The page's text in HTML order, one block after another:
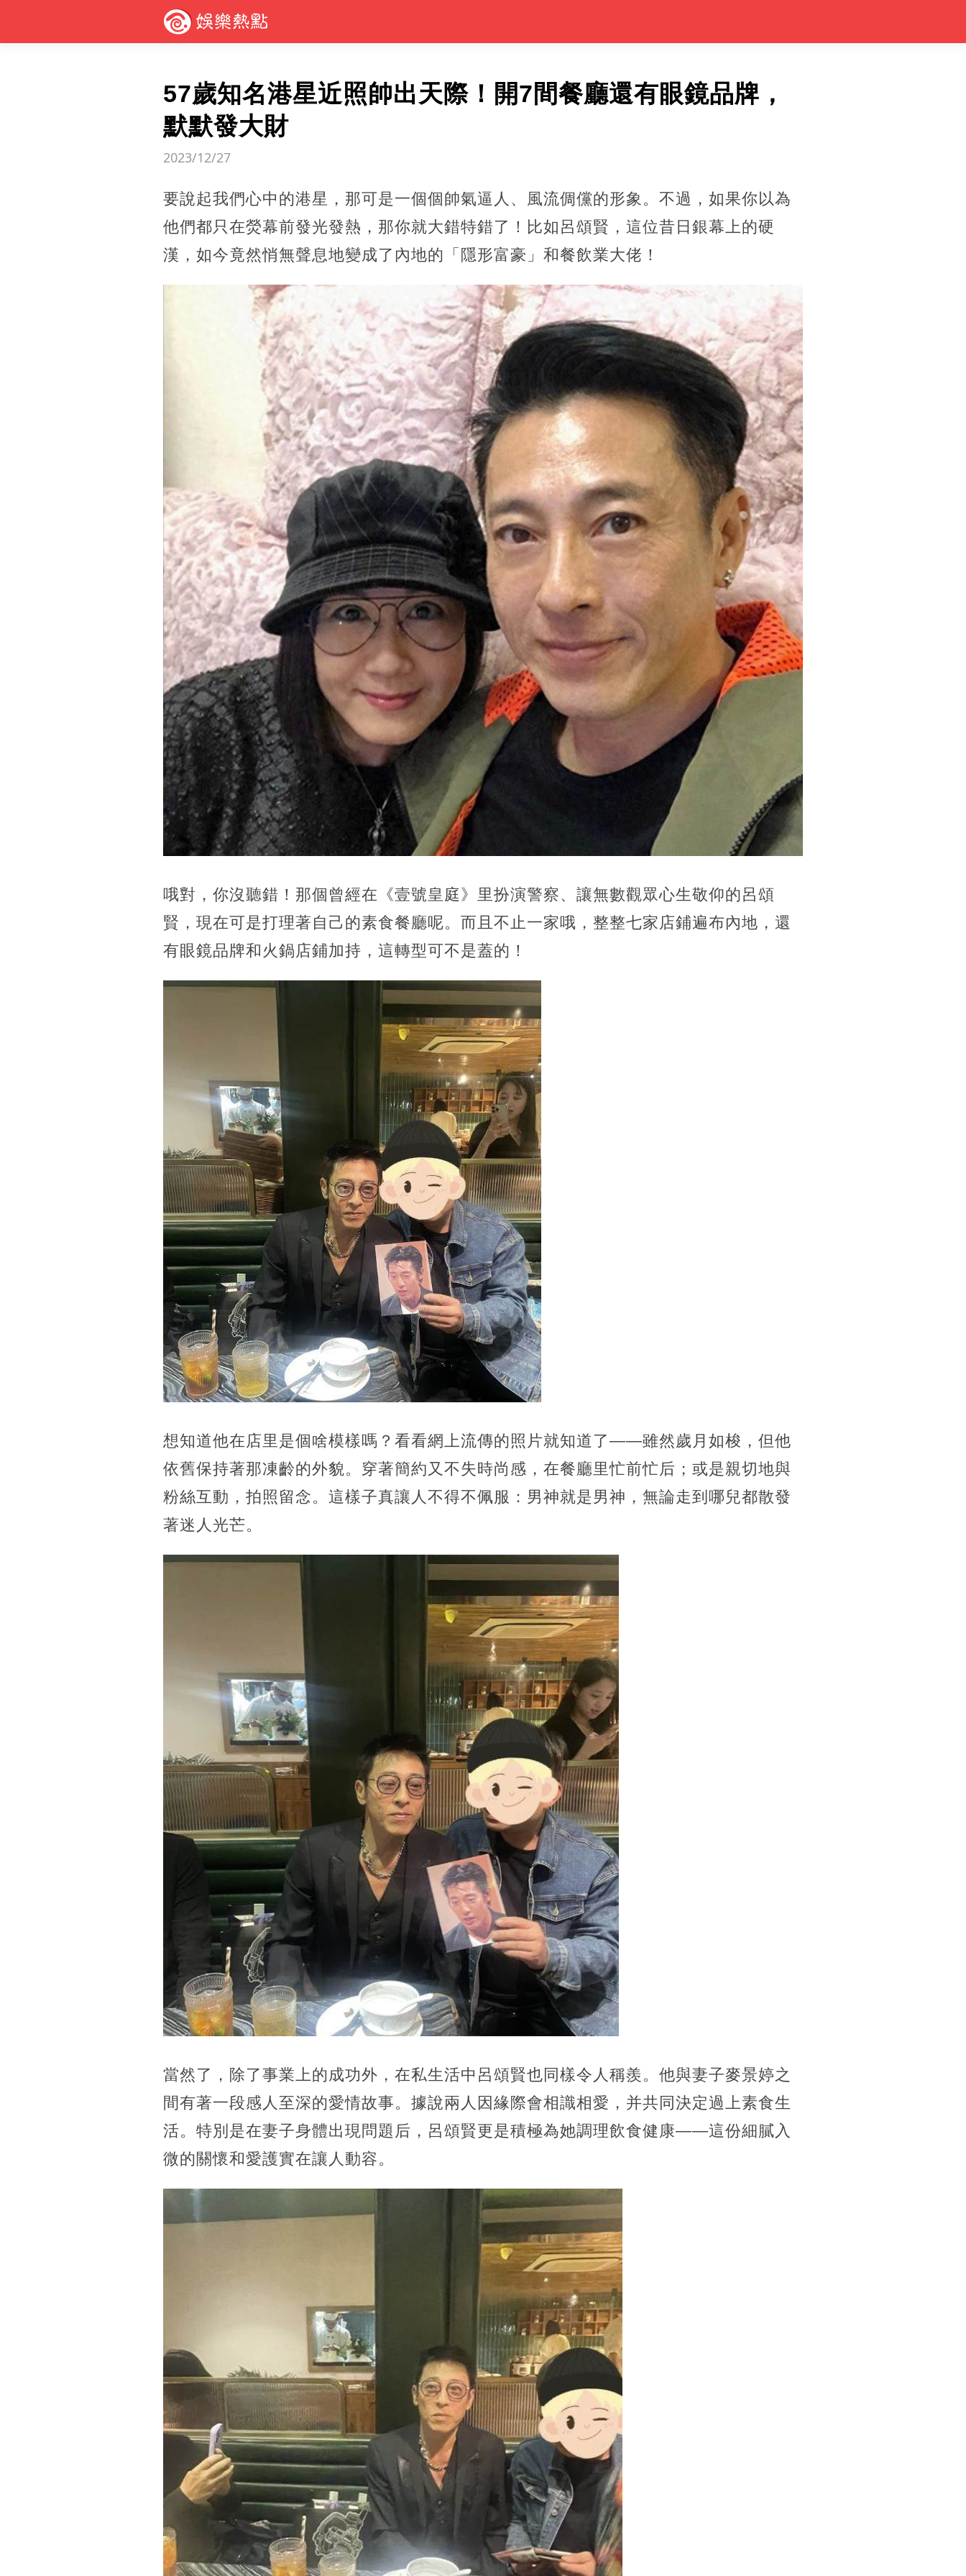
57歲知名港星近照帥出天際！開7間餐廳還有眼鏡品牌，
默默發大財
2023/12/27
要說起我們心中的港星，那可是一個個帥氣逼人、風流倜儻的形象。不過，如果你以為
他們都只在熒幕前發光發熱，那你就大錯特錯了！比如呂頌賢，這位昔日銀幕上的硬
漢，如今竟然悄無聲息地變成了內地的「隱形富豪」和餐飲業大佬！
哦對， 你沒聽錯！那個曾經在《壹號皇庭》里扮演警察、讓無數觀眾心生敬仰的呂頌
賢，現在可是打理著自己的素食餐廳呢。而且不止一家哦，整整七家店鋪遍布內地，還
有眼鏡品牌和火鍋店鋪加持， 這轉型可不是蓋的！
想知道他在店里是個啥模樣嗎？看看網上流傳的照片就知道了——雖然歲月如梭，但他
依舊保持著那凍齡的外貌。穿著簡約又不失時尚感，在餐廳里忙前忙后；或是親切地與
粉絲互動，拍照留念。這樣子真讓人不得不佩服：男神就是男神，無論走到哪兒都散發
著迷人光芒。
當然了，除了事業上的成功外，在私生活中呂頌賢也同樣令人稱羨。他與妻子麥景婷之
間有著一段感人至深的愛情故事。據說兩人因緣際會相識相愛，并共同決定過上素食生
活。特別是在妻子身體出現問題后，呂頌賢更是積極為她調理飲食健康——這份細膩入
微的關懷和愛護實在讓人動容。